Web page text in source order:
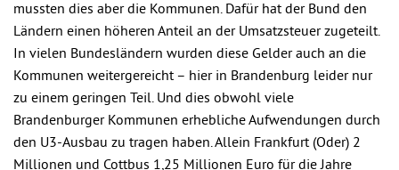
mussten dies aber die Kommunen. Dafür hat der Bund den
Ländern einen höheren Anteil an der Umsatzsteuer zugeteilt.
In vielen Bundesländern wurden diese Gelder auch an die
Kommunen weitergereicht – hier in Brandenburg leider nur
zu einem geringen Teil. Und dies obwohl viele
Brandenburger Kommunen erhebliche Aufwendungen durch
den U3-Ausbau zu tragen haben. Allein Frankfurt (Oder) 2
Millionen und Cottbus 1,25 Millionen Euro für die Jahre